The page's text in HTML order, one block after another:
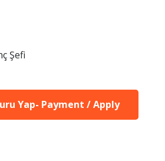
Şefi
Yap- Payment / Apply